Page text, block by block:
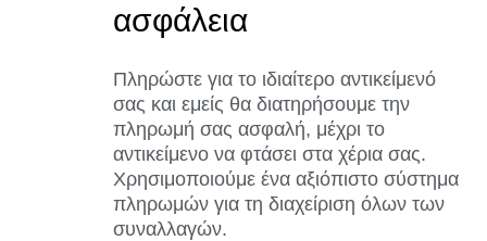
ασφάλεια
Πληρώστε για το ιδιαίτερο αντικείμενό
σας και εμείς θα διατηρήσουμε την
πληρωμή σας ασφαλή, μέχρι το
αντικείμενο να φτάσει στα χέρια σας.
Χρησιμοποιούμε ένα αξιόπιστο σύστημα
πληρωμών για τη διαχείριση όλων των
συναλλαγών.